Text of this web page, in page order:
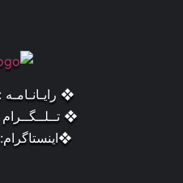
❖ رایـانـامـه :
❖
❖اینستاگرام: